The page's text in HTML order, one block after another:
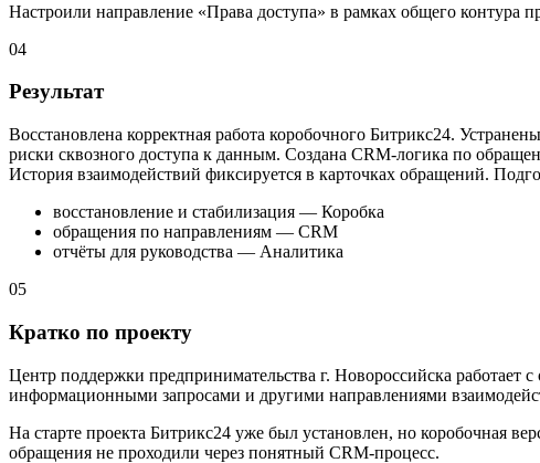
Настроили направление «Права доступа» в рамках общего контура
04
Результат
Восстановлена корректная работа коробочного Битрикс24.
риски сквозного доступа к данным. Создана CRM-логика по
История взаимодействий фиксируется в карточках обращений.
восстановление и стабилизация — Коробка
обращения по направлениям — CRM
отчёты для руководства — Аналитика
05
Кратко по проекту
Центр поддержки предпринимательства г. Новороссийска
информационными запросами и другими направлениями
На старте проекта Битрикс24 уже был установлен, но коробочная
обращения не проходили через понятный CRM-процесс.